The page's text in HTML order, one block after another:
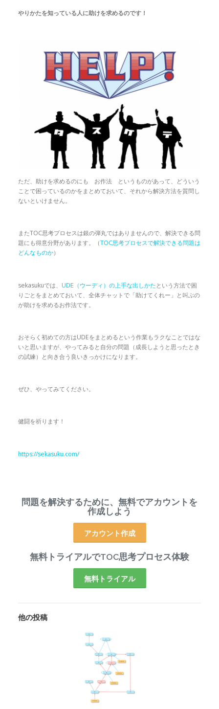
やりかたを知っている人に助けを求めるのです！
ただ、助けを求めるのにも お作法 というものがあって、どういう
ことで困っているのかをまとめておいて、それから解決方法を質問し
ないといけません。
またTOC思考プロセスは銀の弾丸ではありませんので、解決できる問
題にも得意分野があります。（TOC思考プロセスで解決できる問題は
どんなものか）
sekasukuでは、UDE（ウーディ）の上手な出しかたという方法で困
りごとをまとめておいて、全体チャットで「助けてくれー」と叫ぶの
が助けを求めるお作法です。
おそらく初めての方はUDEをまとめるという作業もラクなことではな
いと思いますが、やってみると自分の問題（成長しようと思ったとき
の試練）と向き合う良いきっかけになります。
ぜひ、やってみてください。
健闘を祈ります！
https://sekasuku.com/
問題を解決するために、無料でアカウントを
作成しよう
アカウント作成
無料トライアルでTOC思考プロセス体験
無料トライアル
他の投稿